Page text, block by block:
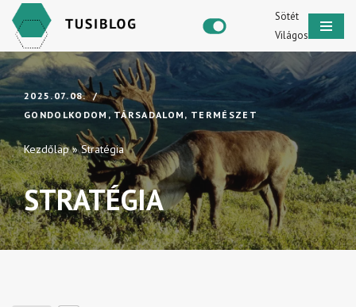
Skip
to
content
Sötét
Világos
2025.07.08.
GONDOLKODOM ,TÁRSADALOM , TERMÉSZET
Kezdőlap»Stratégia
STRATÉGIA